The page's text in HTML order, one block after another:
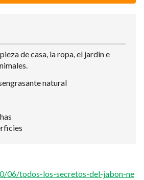
de casa, la ropa, el jardin e
natural
06/todos-los-secretos-del-jabon-ne